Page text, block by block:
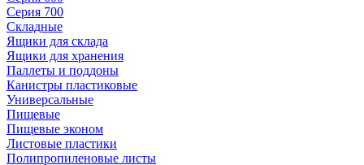
Серия 700
Складные
Ящики для склада
Ящики для хранения
Паллеты и поддоны
Канистры пластиковые
Универсальные
Пищевые
Пищевые эконом
Листовые пластики
Полипропиленовые листы